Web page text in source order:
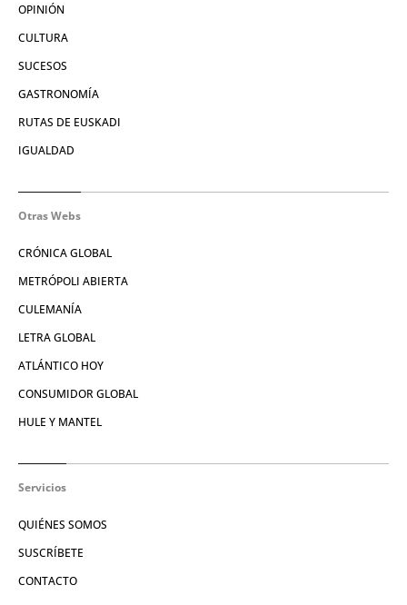
OPINIÓN
CULTURA
SUCESOS
GASTRONOMÍA
RUTAS DE EUSKADI
IGUALDAD
Otras Webs
CRÓNICA GLOBAL
METRÓPOLI ABIERTA
CULEMANÍA
LETRA GLOBAL
ATLÁNTICO HOY
CONSUMIDOR GLOBAL
HULE Y MANTEL
Servicios
QUIÉNES SOMOS
SUSCRÍBETE
CONTACTO